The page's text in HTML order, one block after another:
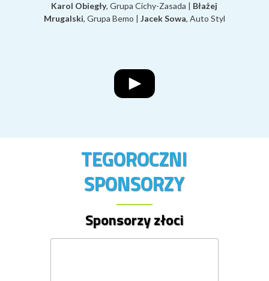
Karol Obiegły, Grupa Cichy-Zasada | Błażej
Mrugalski, Grupa Bemo | Jacek Sowa, Auto Styl
TEGOROCZNI
SPONSORZY
Sponsorzy złoci